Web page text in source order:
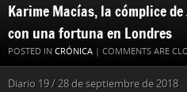
Karime Macías, la cómplice
con una fortuna en Londres
POSTED IN CRÓNICA | COMMENTS ARE
Diario 19 / 28 de septiembre de